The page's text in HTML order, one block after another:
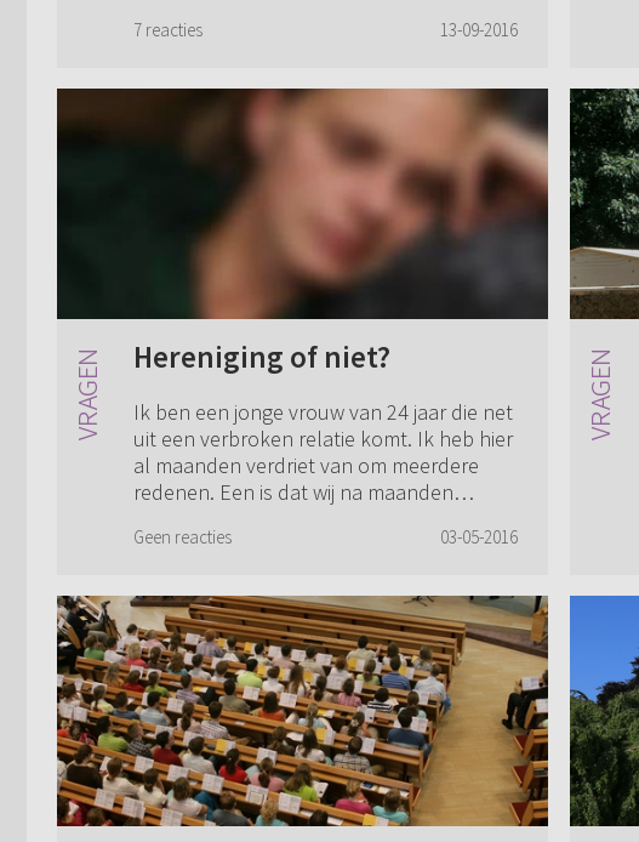
Ik heb gezegd: “Ach kom maar even
7 reacties 13-09-2016
Hereniging of niet?
Ik ben een jonge vrouw van 24 jaar die net
uit een verbroken relatie komt. Ik heb hier
al maanden verdriet van om meerdere
redenen. Een is dat wij na maanden
biddend ...
Geen reacties 03-05-2016